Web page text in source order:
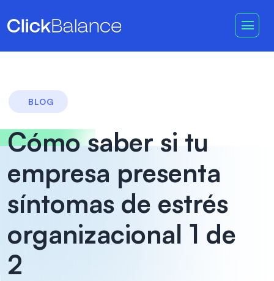
BLOG
Cómo saber si tu
empresa presenta
síntomas de estrés
organizacional 1 de
2